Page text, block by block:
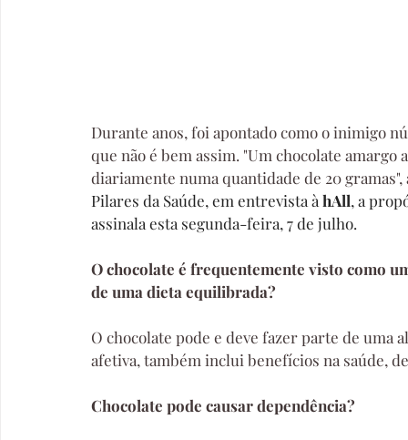
Durante anos, foi apontado como o inimigo
que não é bem assim. "Um chocolate
diariamente numa quantidade de 20
Pilares da Saúde, em entrevista à hAll, a
assinala esta segunda-feira, 7 de julho.
O chocolate é frequentemente visto como
de uma dieta equilibrada?
O chocolate pode e deve fazer parte de uma
afetiva, também inclui benefícios na saúde,
Chocolate pode causar dependência?